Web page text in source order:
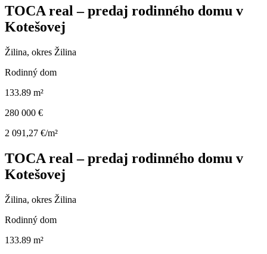
TOCA real – predaj rodinného domu v
Kotešovej
Žilina, okres Žilina
Rodinný dom
133.89 m²
280 000 €
2 091,27 €/m²
TOCA real – predaj rodinného domu v
Kotešovej
Žilina, okres Žilina
Rodinný dom
133.89 m²